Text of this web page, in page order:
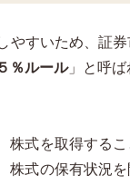
やすいため、証
５％ルール」と呼ば
株式を取得する
株式の保有状況